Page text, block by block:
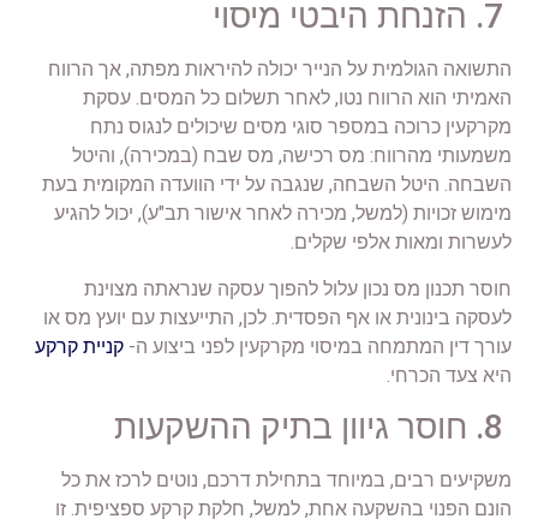
התשואה הגולמית על הנייר יכולה להיראות מפתה, אך הרווח
האמיתי הוא הרווח נטו, לאחר תשלום כל המסים. עסקת
מקרקעין כרוכה במספר סוגי מסים שיכולים לנגוס נתח
משמעותי מהרווח: מס רכישה, מס שבח (במכירה), והיטל
השבחה. היטל השבחה, שנגבה על ידי הוועדה המקומית בעת
מימוש זכויות (למשל, מכירה לאחר אישור תב"ע), יכול להגיע
לעשרות ומאות אלפי שקלים.
חוסר תכנון מס נכון עלול להפוך עסקה שנראתה מצוינת
לעסקה בינונית או אף הפסדית. לכן, התייעצות עם יועץ מס או
עורך דין המתמחה במיסוי מקרקעין לפני ביצוע ה-קניית קרקע
היא צעד הכרחי.
משקיעים רבים, במיוחד בתחילת דרכם, נוטים לרכז את כל
הונם הפנוי בהשקעה אחת, למשל, חלקת קרקע ספציפית. זו